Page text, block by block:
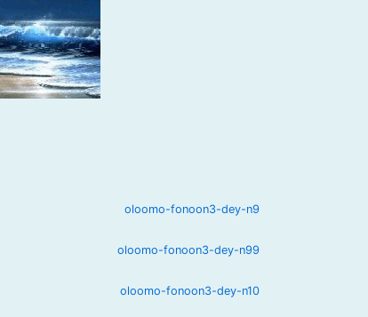
oloomo-fonoon3-dey-n9
oloomo-fonoon3-dey-n99
oloomo-fonoon3-dey-n10